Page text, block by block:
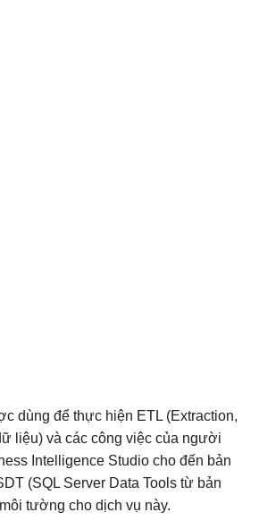
dùng để thực hiện ETL (Extraction,
liệu) và các công việc của người
Intelligence Studio cho đến bản
(SQL Server Data Tools từ bản
tường cho dịch vụ này.